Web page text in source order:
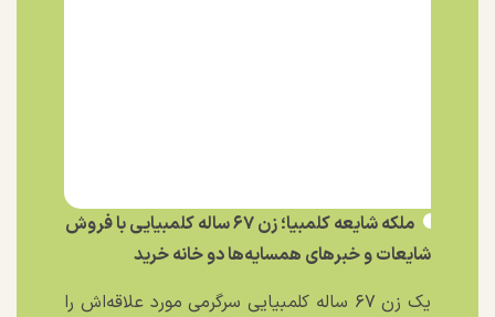
ملکه شایعه کلمبیا؛ زن ۶۷ ساله کلمبیایی با فروش
شایعات و خبر‌های همسایه‌ها دو خانه خرید
یک زن ۶۷ ساله کلمبیایی سرگرمی مورد علاقه‌اش را